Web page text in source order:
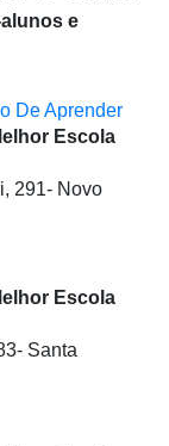
e
De Aprender
Escola
291- Novo
Escola
Santa